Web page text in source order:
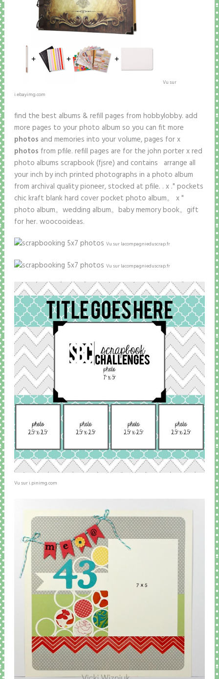
Vu sur
i.ebayimg.com
find the best albums & refill pages from hobbylobby. add
more pages to your photo album so you can fit more
photos and memories into your volume, pages for x
photos from pfile. refill pages are for the john porter x red
photo albums scrapbook (fjsre) and contains arrange all
your inch by inch printed photographs in a photo album
from archival quality pioneer, stocked at pfile. . x ." pockets
chic kraft blank hard cover pocket photo album。 x "
photo album。wedding album。baby memory book。gift
for her. woocooideas.
Vu sur lacompagnieduscrap.fr
Vu sur lacompagnieduscrap.fr
Vu sur i.pinimg.com